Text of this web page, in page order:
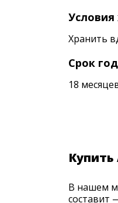
Условия
Хранить
Срок
18
В нашем
составит